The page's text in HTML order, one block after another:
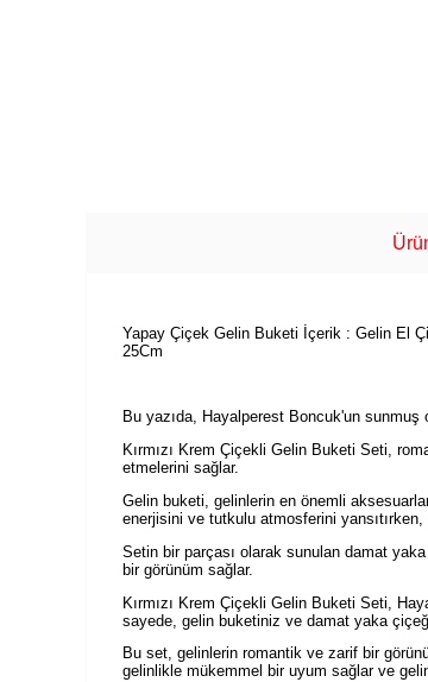
Yapay Çiçek Gelin Buketi İçerik : Gelin El
25Cm
Bu yazıda, Hayalperest Boncuk'un sunmuş
Kırmızı Krem Çiçekli Gelin Buketi Seti,
etmelerini sağlar.
Gelin buketi, gelinlerin en önemli
enerjisini ve tutkulu atmosferini
Setin bir parçası olarak sunulan damat
bir görünüm sağlar.
Kırmızı Krem Çiçekli Gelin Buketi Seti,
sayede, gelin buketiniz ve damat yaka
Bu set, gelinlerin romantik ve zarif bir
gelinlikle mükemmel bir uyum sağlar ve